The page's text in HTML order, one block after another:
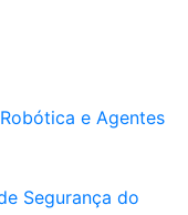
e Agentes
Segurança do